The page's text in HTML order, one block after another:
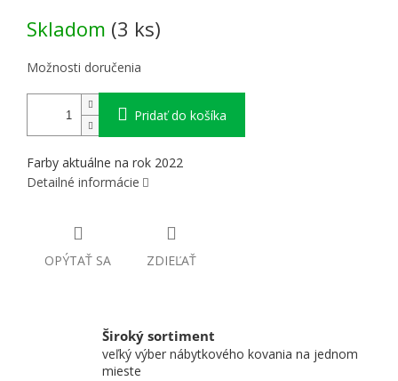
Skladom (3 ks)
Možnosti doručenia
Pridať do košíka
Farby aktuálne na rok 2022
Detailné informácie
OPÝTAŤ SA ZDIEĽAŤ
Široký sortiment
veľký výber nábytkového kovania na jednom
mieste